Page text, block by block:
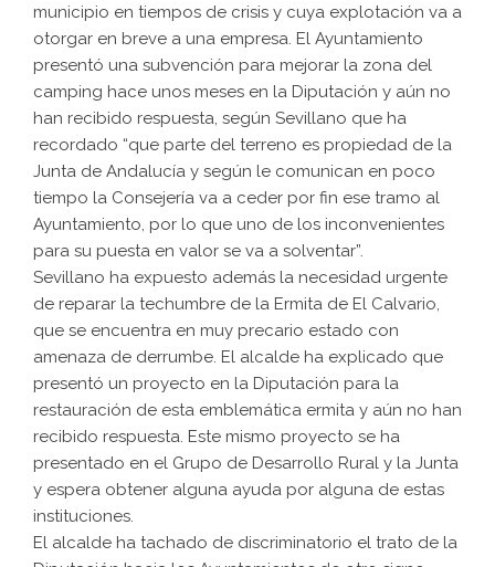
municipio en tiempos de crisis y cuya explotación va a
otorgar en breve a una empresa. El Ayuntamiento
presentó una subvención para mejorar la zona del
camping hace unos meses en la Diputación y aún no
han recibido respuesta, según Sevillano que ha
recordado “que parte del terreno es propiedad de la
Junta de Andalucía y según le comunican en poco
tiempo la Consejería va a ceder por fin ese tramo al
Ayuntamiento, por lo que uno de los inconvenientes
para su puesta en valor se va a solventar”.
Sevillano ha expuesto además la necesidad urgente
de reparar la techumbre de la Ermita de El Calvario,
que se encuentra en muy precario estado con
amenaza de derrumbe. El alcalde ha explicado que
presentó un proyecto en la Diputación para la
restauración de esta emblemática ermita y aún no han
recibido respuesta. Este mismo proyecto se ha
presentado en el Grupo de Desarrollo Rural y la Junta
y espera obtener alguna ayuda por alguna de estas
instituciones.
El alcalde ha tachado de discriminatorio el trato de la